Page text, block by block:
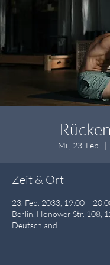
Mi., 23. Feb.
  |
Zeit & Ort
23. Feb. 2033, 19:00 –
Berlin, Hönower Str. 108,
Deutschland